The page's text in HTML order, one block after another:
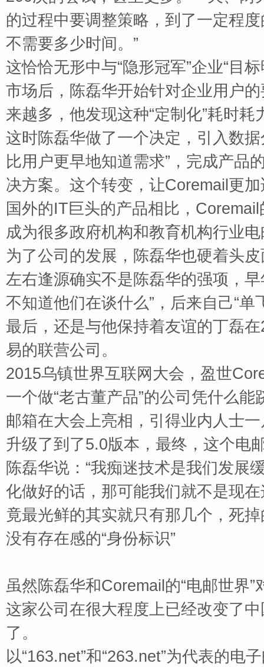
的过程中要调整策略，到了一定程
不需要多少时间。”
这恰恰无形中与“隐形冠军”企业“目
市场后，陈磊华开始针对企业用户
来越多，他发现这种“定制化”耗时
这时陈磊华做了一个决定，引入数
比用户更早地知道需求”，完成产品
决方案。这个转变，让Coremail 更
国外的IT巨头的产品相比， Coremail
成为很多政府机构和教育机构行业
为了公司的发展，陈磊华也硬着头
左右逢源确实不是陈磊华的强项，
不知道他们在谈什么”，后来自己“
最后，还是与他保持着友谊的丁磊在
易的联营公司。
2015乌镇世界互联网大会，盈世
一个做“老古董产品”的公司凭什么能
邮箱在大会上亮相，引得业内人士
升级了到了5.0版本，最终，这个电
陈磊华说： “我痴迷技术是我们发展
化做好的话，那可能我们就不是现
竟最光鲜的其实就只有那几个，死掉
没有存在感的“身份标识”
虽然陈磊华和Coremail 的“电邮世界
这家公司在很大程度上已经改变了
了。
以“163.net”和“263.net”为代表的电